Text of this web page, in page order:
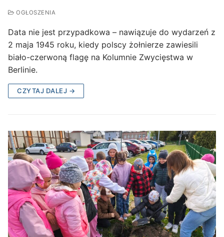
OGŁOSZENIA
Data nie jest przypadkowa – nawiązuje do wydarzeń z
2 maja 1945 roku, kiedy polscy żołnierze zawiesili
biało-czerwoną flagę na Kolumnie Zwycięstwa w
Berlinie.
CZYTAJ DALEJ →